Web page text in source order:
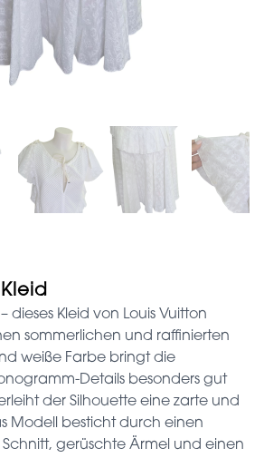
dieses Kleid von Louis Vuitton
sommerlichen und raffinierten
weiße Farbe bringt die
Details besonders gut
der Silhouette eine zarte und
Modell besticht durch einen
gerüschte Ärmel und einen